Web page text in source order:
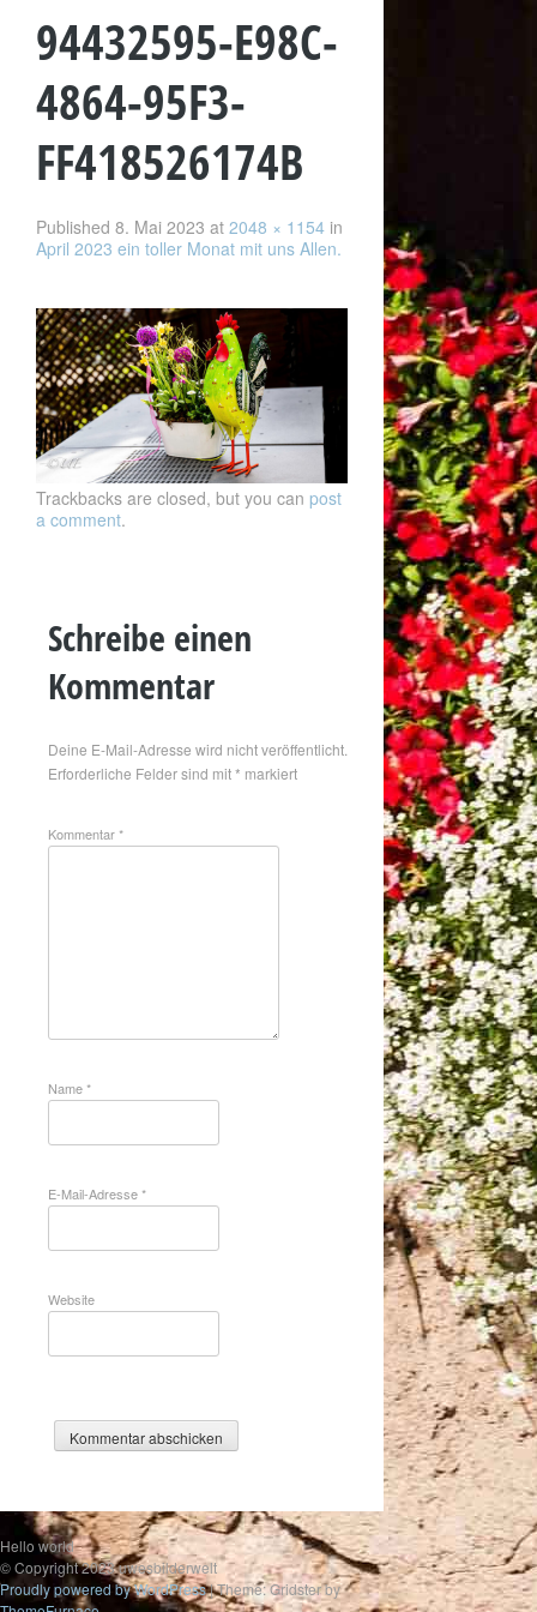
94432595-E98C-
4864-95F3-
FF418526174B
Published 8. Mai 2023 at 2048 × 1154 in
April 2023 ein toller Monat mit uns Allen.
Trackbacks are closed, but you can post
a comment.
Schreibe einen
Kommentar
Deine E-Mail-Adresse wird nicht veröffentlicht.
Erforderliche Felder sind mit* markiert
Kommentar*
Name*
E-Mail-Adresse*
Website
Hello world
© Copyright 2023 uwesbilderwelt
Proudly powered by WordPress|Theme: Gridster by